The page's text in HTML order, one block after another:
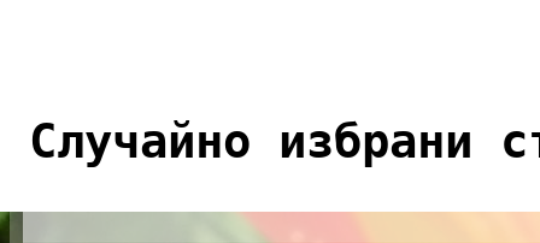
Случайно избрани